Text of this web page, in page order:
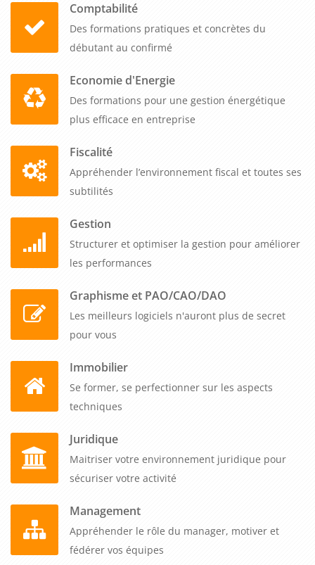
Comptabilité
Des formations pratiques et concrètes du
débutant au confirmé
Economie d'Energie
Des formations pour une gestion énergétique
plus efficace en entreprise
Fiscalité
Appréhender l’environnement fiscal et toutes ses
subtilités
Gestion
Structurer et optimiser la gestion pour améliorer
les performances
Graphisme et PAO/CAO/DAO
Les meilleurs logiciels n'auront plus de secret
pour vous
Immobilier
Se former, se perfectionner sur les aspects
techniques
Juridique
Maitriser votre environnement juridique pour
sécuriser votre activité
Management
Appréhender le rôle du manager, motiver et
fédérer vos équipes